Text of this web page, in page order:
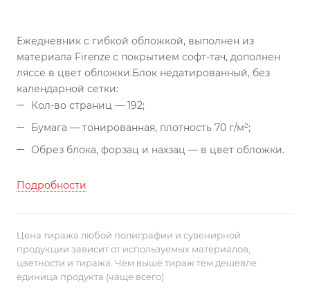
Ежедневник с гибкой обложкой, выполнен из
материала Firenze с покрытием софт-тач, дополнен
ляссе в цвет обложки.Блок недатированный, без
календарной сетки:
Кол-во страниц — 192;
Бумага — тонированная, плотность 70 г/м²;
Обрез блока, форзац и нахзац — в цвет обложки.
Подробности
Цена тиража любой полиграфии и сувенирной
продукции зависит от используемых материалов,
цветности и тиража. Чем выше тираж тем дешевле
единица продукта (чаще всего).